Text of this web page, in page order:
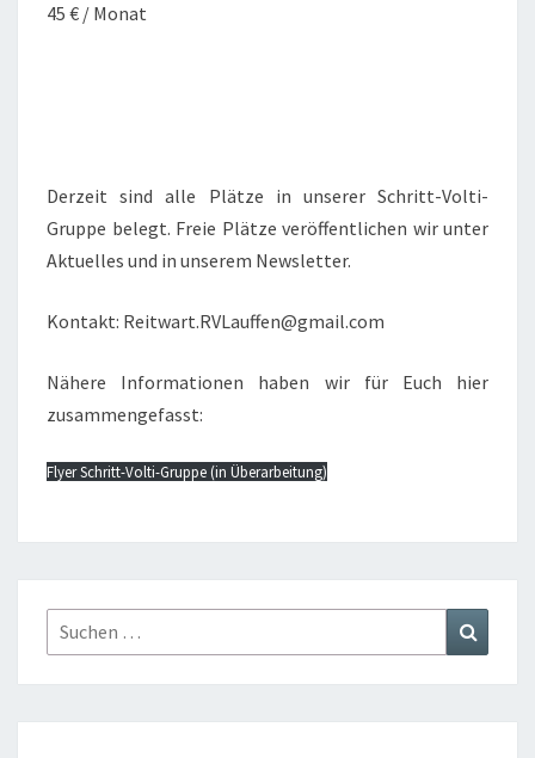
45 € / Monat
Derzeit sind alle Plätze in unserer Schritt-Volti-
Gruppe belegt. Freie Plätze veröffentlichen wir unter
Aktuelles und in unserem Newsletter.
Kontakt: Reitwart.RVLauffen@gmail.com
Nähere Informationen haben wir für Euch hier
zusammengefasst:
Flyer Schritt-Volti-Gruppe (in Überarbeitung)
Suchen
nach: